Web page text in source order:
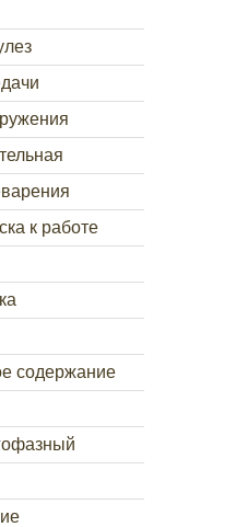
к работе
содержание